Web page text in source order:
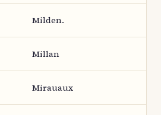
Milden.
Millan
Mirauaux